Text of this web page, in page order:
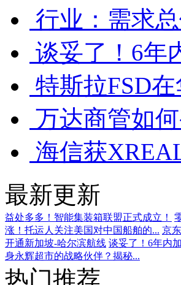
行业：需求
谈妥了！6年
特斯拉FSD
万达商管如
海信获
最新更新
益处多多！智能集装箱联盟正式成立！
涨！托运人关注美国对中国船舶的... 京
开通新加坡-哈尔滨航线 谈妥了！6年内
身永辉超市的战略伙伴？揭秘...
热门推荐